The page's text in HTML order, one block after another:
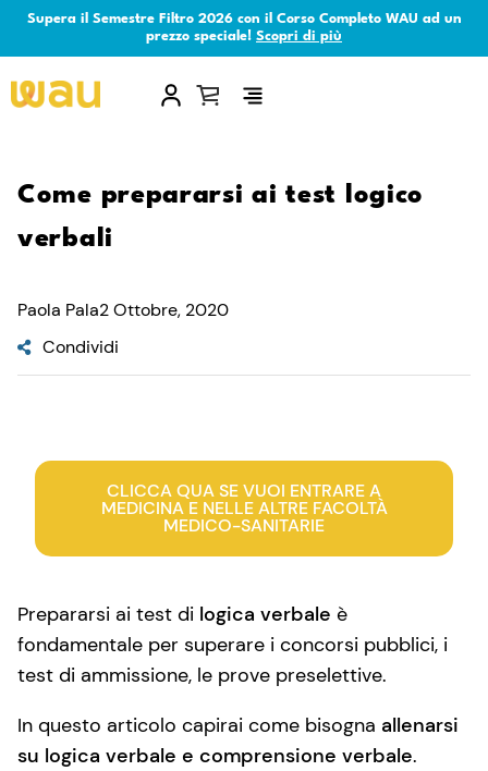
Supera il Semestre Filtro 2026 con il Corso Completo WAU ad un
prezzo speciale! Scopri di più
×
Come prepararsi ai test logico
verbali
Paola Pala2 Ottobre, 2020
Condividi
CLICCA QUA SE VUOI ENTRARE A
MEDICINA E NELLE ALTRE FACOLTÀ
MEDICO-SANITARIE
Prepararsi ai test di logica verbale è
fondamentale per superare i concorsi pubblici, i
test di ammissione, le prove preselettive.
In questo articolo capirai come bisogna allenarsi
su logica verbale e comprensione verbale.